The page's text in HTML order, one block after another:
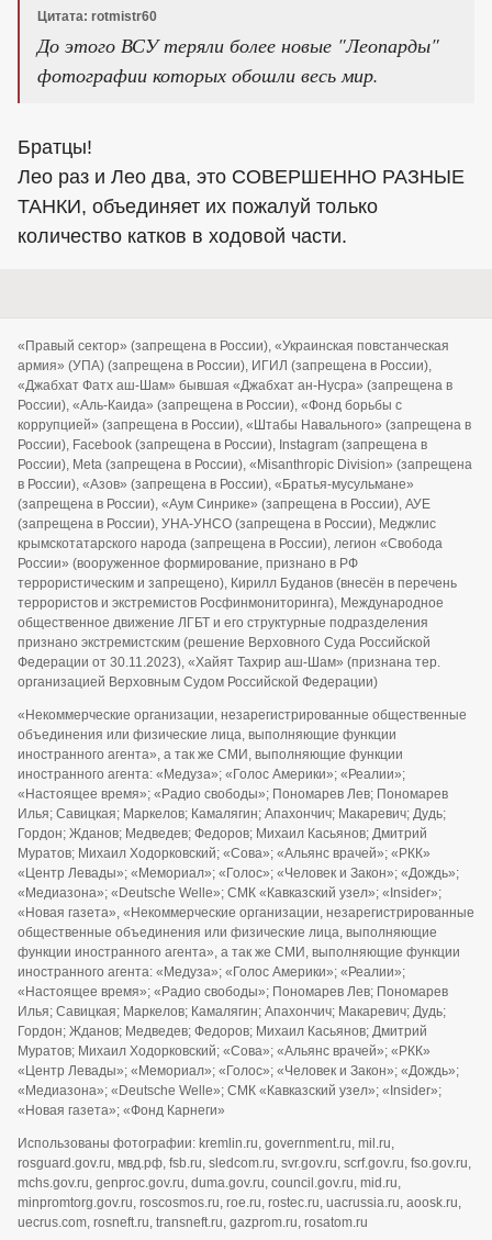
Цитата: rotmistr60
До этого ВСУ теряли более новые "Леопарды"
фотографии которых обошли весь мир.
Братцы!
Лео раз и Лео два, это СОВЕРШЕННО РАЗНЫЕ
ТАНКИ, объединяет их пожалуй только
количество катков в ходовой части.
«Правый сектор» (запрещена в России), «Украинская повстанческая
армия» (УПА) (запрещена в России), ИГИЛ (запрещена в России),
«Джабхат Фатх аш-Шам» бывшая «Джабхат ан-Нусра» (запрещена в
России), «Аль-Каида» (запрещена в России), «Фонд борьбы с
коррупцией» (запрещена в России), «Штабы Навального» (запрещена в
России), Facebook (запрещена в России), Instagram (запрещена в
России), Meta (запрещена в России), «Misanthropic Division» (запрещена
в России), «Азов» (запрещена в России), «Братья-мусульмане»
(запрещена в России), «Аум Синрике» (запрещена в России), АУЕ
(запрещена в России), УНА-УНСО (запрещена в России), Меджлис
крымскотатарского народа (запрещена в России), легион «Свобода
России» (вооруженное формирование, признано в РФ
террористическим и запрещено), Кирилл Буданов (внесён в перечень
террористов и экстремистов Росфинмониторинга), Международное
общественное движение ЛГБТ и его структурные подразделения
признано экстремистским (решение Верховного Суда Российской
Федерации от 30.11.2023), «Хайят Тахрир аш-Шам» (признана тер.
организацией Верховным Судом Российской Федерации)
«Некоммерческие организации, незарегистрированные общественные
объединения или физические лица, выполняющие функции
иностранного агента», а так же СМИ, выполняющие функции
иностранного агента: «Медуза»; «Голос Америки»; «Реалии»;
«Настоящее время»; «Радио свободы»; Пономарев Лев; Пономарев
Илья; Савицкая; Маркелов; Камалягин; Апахончич; Макаревич; Дудь;
Гордон; Жданов; Медведев; Федоров; Михаил Касьянов; Дмитрий
Муратов; Михаил Ходорковский; «Сова»; «Альянс врачей»; «РКК»
«Центр Левады»; «Мемориал»; «Голос»; «Человек и Закон»; «Дождь»;
«Медиазона»; «Deutsche Welle»; СМК «Кавказский узел»; «Insider»;
«Новая газета», «Некоммерческие организации, незарегистрированные
общественные объединения или физические лица, выполняющие
функции иностранного агента», а так же СМИ, выполняющие функции
иностранного агента: «Медуза»; «Голос Америки»; «Реалии»;
«Настоящее время»; «Радио свободы»; Пономарев Лев; Пономарев
Илья; Савицкая; Маркелов; Камалягин; Апахончич; Макаревич; Дудь;
Гордон; Жданов; Медведев; Федоров; Михаил Касьянов; Дмитрий
Муратов; Михаил Ходорковский; «Сова»; «Альянс врачей»; «РКК»
«Центр Левады»; «Мемориал»; «Голос»; «Человек и Закон»; «Дождь»;
«Медиазона»; «Deutsche Welle»; СМК «Кавказский узел»; «Insider»;
«Новая газета»; «Фонд Карнеги»
Использованы фотографии: kremlin.ru, government.ru, mil.ru,
rosguard.gov.ru, мвд.рф, fsb.ru, sledcom.ru, svr.gov.ru, scrf.gov.ru, fso.gov.ru,
mchs.gov.ru, genproc.gov.ru, duma.gov.ru, council.gov.ru, mid.ru,
minpromtorg.gov.ru, roscosmos.ru, roe.ru, rostec.ru, uacrussia.ru, aoosk.ru,
uecrus.com, rosneft.ru, transneft.ru, gazprom.ru, rosatom.ru